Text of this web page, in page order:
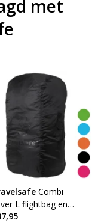
met
Combi
en
voor